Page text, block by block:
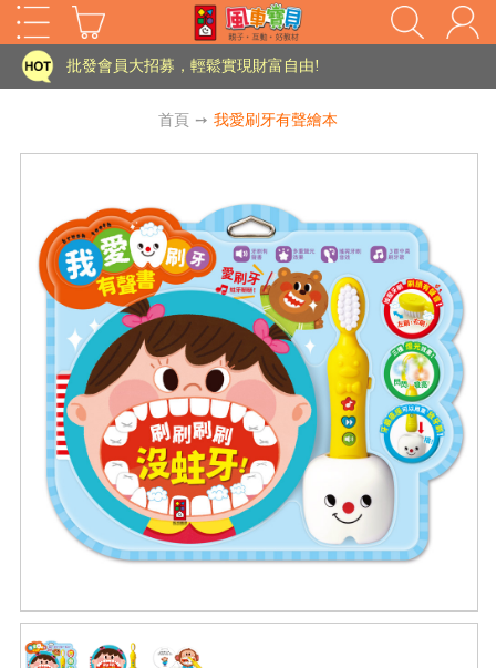
HOT
家長樂了!「風車書版集團暨FOOD超人企業總部」目前正興建中!
批發會員大招募，輕鬆實現財富自由!
老師您好!!幼教會員火熱招募中~
批發會員大招募，輕鬆實現財富自由!
如需更改或重開發票 需在訂單成立三天內通知客服 寄回發票需附上回郵郵票
老師您好!!幼教會員火熱招募中~
海外購物免煩惱！點我查看『海外購物流程說明』
首頁 ➙ 我愛刷牙有聲繪本